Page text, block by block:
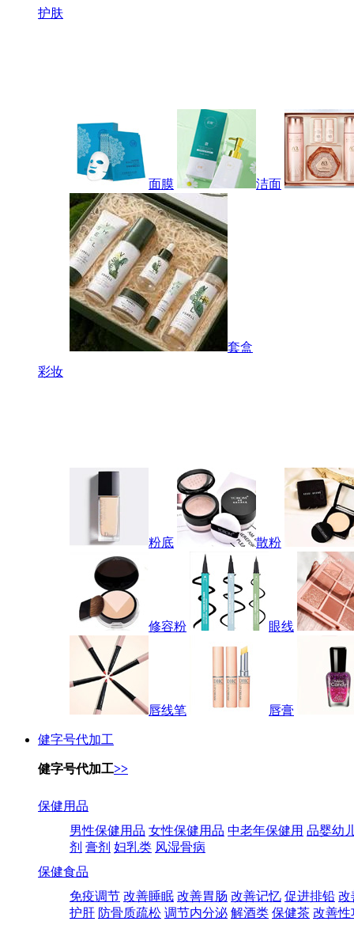
护肤
面膜 洁面
套盒
彩妆
粉底 散粉
修容粉 眼线
唇线笔 唇膏
健字号代加工
健字号代加工>>
保健用品
男性保健用品 女性保健用品 中老年保健用 品婴幼
剂 膏剂 妇乳类 风湿骨病
保健食品
免疫调节 改善睡眠 改善胃肠 改善记忆 促进排铅 改
护肝 防骨质疏松 调节内分泌 解酒类 保健茶 改善性